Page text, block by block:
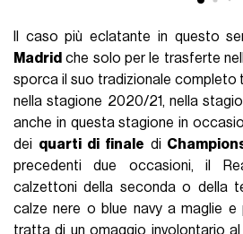
Il caso più eclatante in questo
Madrid che solo per le trasferte
sporca il suo tradizionale completo
nella stagione 2020/21, nella
anche in questa stagione in
dei quarti di finale di
precedenti due occasioni, il
calzettoni della seconda o della
calze nere o blue navy a maglie e
tratta di un omaggio involontario